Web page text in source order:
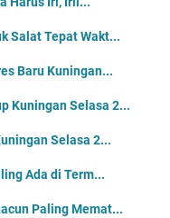
Salat Tepat Wakt...
Baru Kuningan...
Kuningan Selasa 2...
Selasa 2...
Ada di Term...
Paling Memat...